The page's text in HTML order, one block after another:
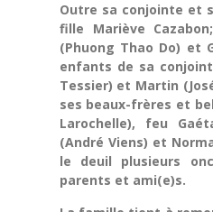
Outre sa conjointe et
fille Mariève
(Phuong Thao Do) et
enfants de sa
Tessier) et Martin
ses beaux-frères et
Larochelle), feu
(André Viens) et
le deuil plusieurs
parents et ami(e)s.